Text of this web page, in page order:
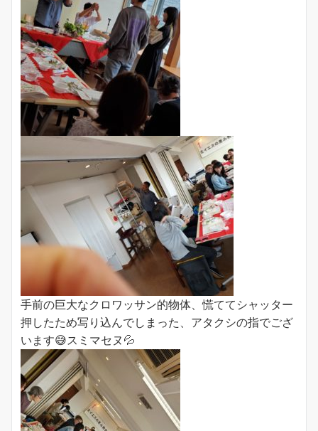
手前の巨大なクロワッサン的物体、慌ててシャッター
押したため写り込んでしまった、アタクシの指でござ
います😅スミマセヌ💦